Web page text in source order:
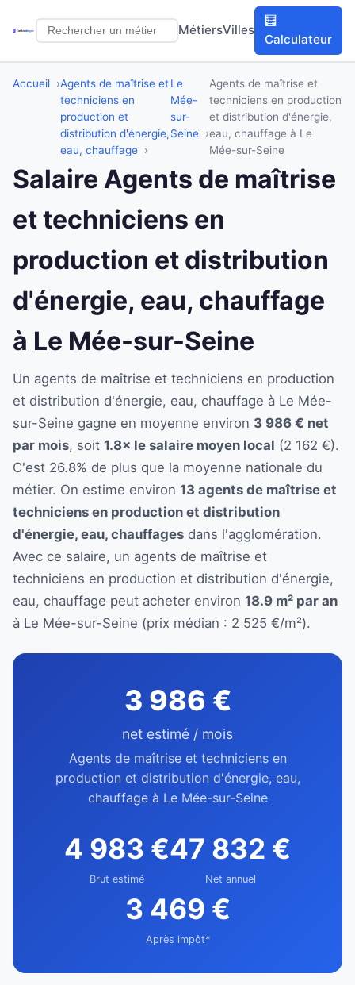
MétiersVilles
🧮
Calculateur
Accueil
Agents de maîtrise et
techniciens en
production et
distribution d'énergie,
eau, chauffage
Le
Mée-
sur-
Seine
Agents de maîtrise et
techniciens en production
et distribution d'énergie,
eau, chauffage à Le
Mée-sur-Seine
Salaire Agents de maîtrise
et techniciens en
production et distribution
d'énergie, eau, chauffage
à Le Mée-sur-Seine
Un agents de maîtrise et techniciens en production
et distribution d'énergie, eau, chauffage à Le Mée-
sur-Seine gagne en moyenne environ 3 986 € net
par mois, soit 1.8× le salaire moyen local (2 162 €).
C'est 26.8% de plus que la moyenne nationale du
métier. On estime environ 13 agents de maîtrise et
techniciens en production et distribution
d'énergie, eau, chauffages dans l'agglomération.
Avec ce salaire, un agents de maîtrise et
techniciens en production et distribution d'énergie,
eau, chauffage peut acheter environ 18.9 m² par an
à Le Mée-sur-Seine (prix médian : 2 525 €/m²).
3 986 €
net estimé / mois
Agents de maîtrise et techniciens en
production et distribution d'énergie, eau,
chauffage à Le Mée-sur-Seine
4 983 €
Brut estimé
47 832 €
Net annuel
3 469 €
Après impôt*